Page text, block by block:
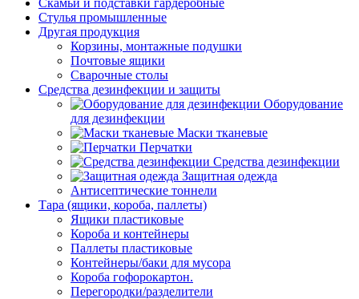
Скамьи и подставки гардеробные
Стулья промышленные
Другая продукция
Корзины, монтажные подушки
Почтовые ящики
Сварочные столы
Средства дезинфекции и защиты
Оборудование
для дезинфекции
Маски тканевые
Перчатки
Средства дезинфекции
Защитная одежда
Антисептические тоннели
Тара (ящики, короба, паллеты)
Ящики пластиковые
Короба и контейнеры
Паллеты пластиковые
Контейнеры/баки для мусора
Короба гофорокартон.
Перегородки/разделители